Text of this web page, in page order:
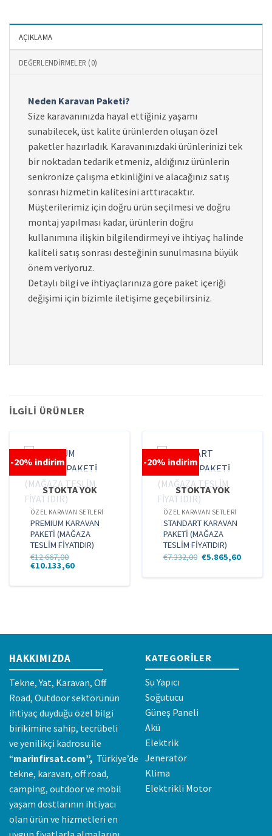
AÇIKLAMA
DEĞERLENDIRMELER (0)
Neden Karavan Paketi?
Size karavanınızda hayal ettiğiniz yaşamı
sunabilecek, üst kalite ürünlerden oluşan özel
paketler hazırladık. Karavanınızdaki ürünlerinizi tek
bir noktadan tedarik etmeniz, aldığınız ürünlerin
senkronize çalışma etkinliğini ve alacağınız satış
sonrası hizmetin kalitesini arttıracaktır.
Müşterilerimiz için doğru ürün seçilmesi ve doğru
montaj yapılması kadar, ürünlerin doğru
kullanımına ilişkin bilgilendirmeyi ve ihtiyaç halinde
kaliteli satış sonrası desteğinin sunulmasına büyük
önem veriyoruz.
Detaylı bilgi ve ihtiyaçlarınıza göre paket içeriği
değişimi için bizimle iletişime geçebilirsiniz.
İLGILI ÜRÜNLER
-20% indirim
STOKTA YOK
ÖZEL KARAVAN SETLERI
PREMIUM KARAVAN
PAKETİ (MAĞAZA
TESLİM FİYATIDIR)
€12.667,00
Orijinal
€10.133,60Şu
-20% indirim
STOKTA YOK
ÖZEL KARAVAN SETLERI
STANDART KARAVAN
PAKETİ (MAĞAZA
TESLİM FİYATIDIR)
€7.332,00 Orijinal
€5.865,60Şu
HAKKIMIZDA
Tekne, Yat, Karavan, Off
Road, Outdoor sektörünün
ihtiyaç duyduğu özel bilgi
birikimine sahip, tecrübeli
ve yenilikçi kadrosu ile
“marinfirsat.com”, Türkiye’de
tekne, karavan, off road,
camping, outdoor ve mobil
yaşam dostlarının ihtiyacı
olan ürün ve hizmetleri en
KATEGORILER
Su Yapıcı
Soğutucu
Güneş Paneli
Akü
Elektrik
Jeneratör
Klima
Elektrikli Motor